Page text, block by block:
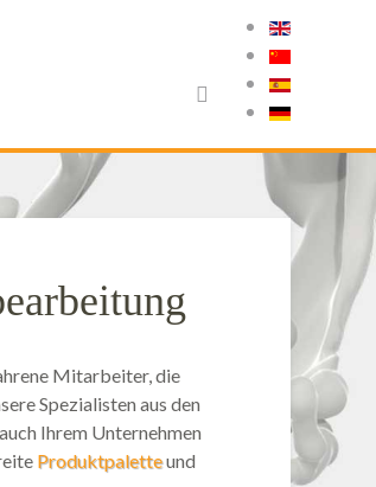
Mitarbeiter, die
Spezialisten aus den
Ihrem Unternehmen
Produktpaletteund